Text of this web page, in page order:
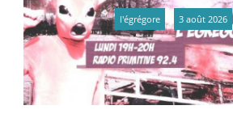
l'égrégore 3 août 2026